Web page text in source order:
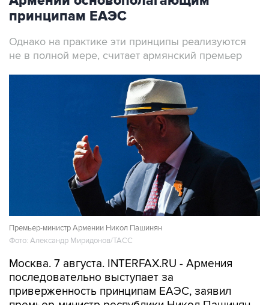
Однако на практике эти принципы реализуются
Премьер-министр Армении Никол Пашинян
Фото: Александр Миридонов/ТАСС
Москва. 7 августа. INTERFAX.RU - Армения
приверженность принципам ЕАЭС, заявил
премьер-министр республики Никол Пашинян.